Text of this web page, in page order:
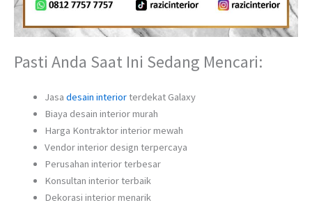
Pasti Anda Saat Ini Sedang Mencari:
Jasa desain interiorterdekat Galaxy
Biaya desain interior murah
Harga Kontraktor interior mewah
Vendor interior design terpercaya
Perusahan interior terbesar
Konsultan interior terbaik
Dekorasi interior menarik